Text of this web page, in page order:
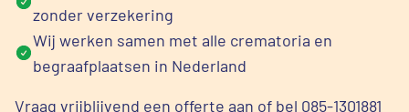
zonder verzekering
Wij werken samen met alle crematoria en
begraafplaatsen in Nederland
Vraag vrijblijvend een offerte aan of bel 085-1301881